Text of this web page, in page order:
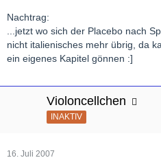
Nachtrag:
...jetzt wo sich der Placebo nach
nicht italienisches mehr übrig, da
ein eigenes Kapitel gönnen :]
Violoncellchen
INAKTIV
16. Juli 2007